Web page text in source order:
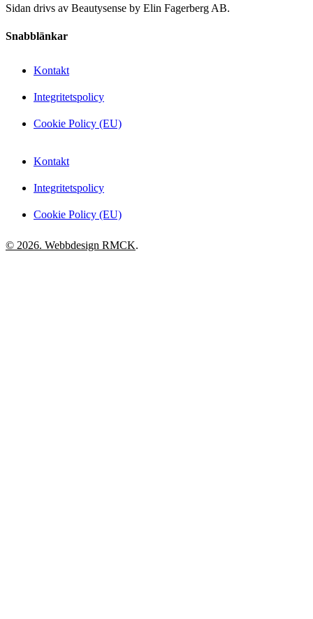
Sidan drivs av Beautysense by Elin Fagerberg AB.
Snabblänkar
Kontakt
Integritetspolicy
Cookie Policy (EU)
Kontakt
Integritetspolicy
Cookie Policy (EU)
© 2026. Webbdesign RMCK.